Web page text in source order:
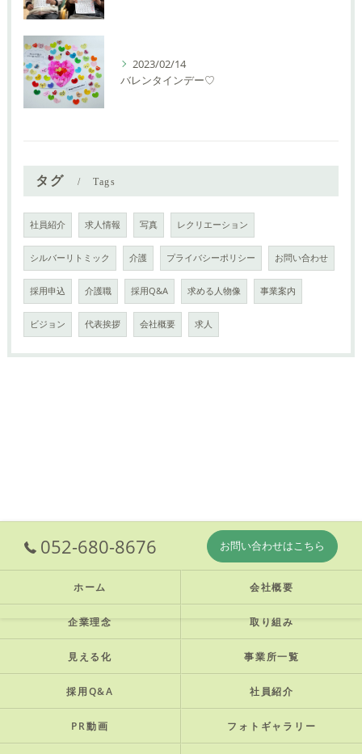
2023/02/14
バレンタインデー♡
タグ Tags
社員紹介 求人情報 写真 レクリエーション
シルバーリトミック 介護 プライバシーポリシー お問い合わせ
採用申込 介護職 採用Q&A 求める人物像 事業案内
ビジョン 代表挨拶 会社概要 求人
052-680-8676 お問い合わせはこちら
ホーム 会社概要
企業理念 取り組み
見える化 事業所一覧
採用Q&A 社員紹介
PR動画 フォトギャラリー